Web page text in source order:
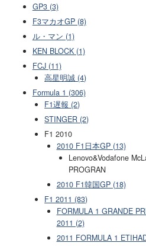
GP3 (3)
F3マカオGP (8)
ル・マン (1)
KEN BLOCK (1)
FCJ (11)
高星明誠 (4)
Formula 1 (306)
F1遅報 (2)
STINGER (2)
F1 2010
2010 F1日本GP (13)
Lenovo&Vodafone
PROGRAN
2010 F1韓国GP (18)
F1 2011 (83)
FORMULA 1 GRANDE
2011 (2)
2011 FORMULA 1